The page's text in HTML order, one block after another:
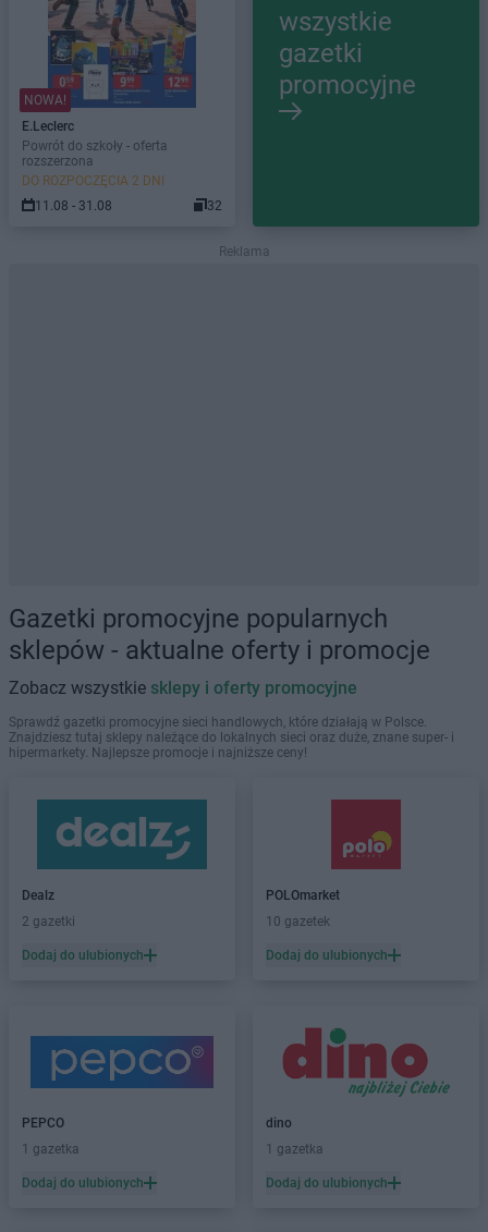
NOWA!
E.Leclerc
Powrót do szkoły - oferta
rozszerzona
DO ROZPOCZĘCIA 2 DNI
11.08 - 31.08
32
wszystkie
gazetki
promocyjne
Reklama
Gazetki promocyjne popularnych
sklepów - aktualne oferty i promocje
Zobacz wszystkie sklepy i oferty promocyjne
Sprawdź gazetki promocyjne sieci handlowych, które działają w Polsce.
Znajdziesz tutaj sklepy należące do lokalnych sieci oraz duże, znane super- i
hipermarkety. Najlepsze promocje i najniższe ceny!
Dealz
2 gazetki
Dodaj do ulubionych
POLOmarket
10 gazetek
Dodaj do ulubionych
PEPCO
1 gazetka
Dodaj do ulubionych
dino
1 gazetka
Dodaj do ulubionych